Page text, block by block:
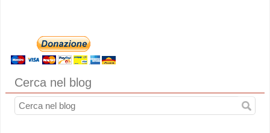
Cerca nel blog